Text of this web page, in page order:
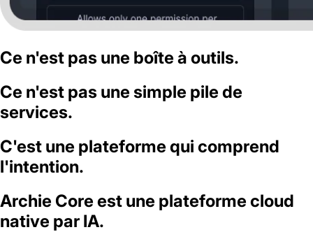
Ce n'est pas une boîte à outils.
Ce n'est pas une simple pile de
services.
C'est une plateforme qui comprend
l'intention.
Archie Core est une plateforme cloud
native par IA.